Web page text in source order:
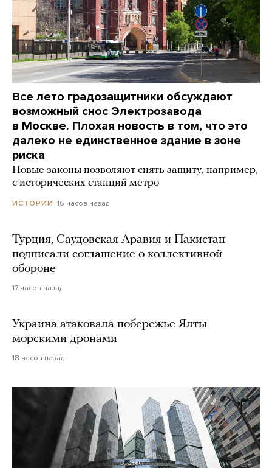
Все лето градозащитники обсуждают
возможный снос Электрозавода
в Москве. Плохая новость в том, что это
далеко не единственное здание в зоне
риска
Новые законы позволяют снять защиту, например,
с исторических станций метро
ИСТОРИИ 16 часов назад
Турция, Саудовская Аравия и Пакистан
подписали соглашение о коллективной
обороне
17 часов назад
Украина атаковала побережье Ялты
морскими дронами
18 часов назад